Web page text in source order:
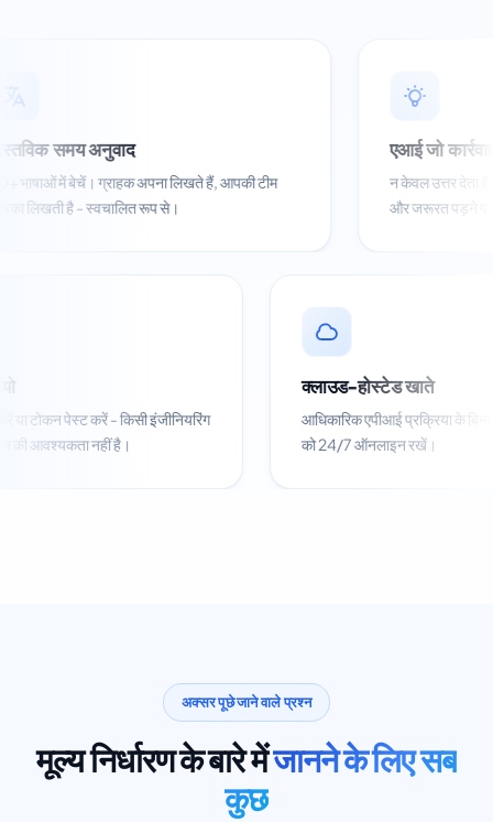
अनुवाद
बेचें। ग्राहक अपना लिखते हैं, आपकी टीम
है - स्वचालित रूप से।
एआई जो कार्रवाई करता
न केवल उत्तर देता है: यह
और जरूरत पड़ने पर इंसान को
में जियो
स्कैन करें या टोकन पेस्ट करें - किसी इंजीनियरिंग
अनुमोदन की आवश्यकता नहीं है।
क्लाउड-होस्टेड खाते
आधिकारिक एपीआई
को 24/7 ऑनलाइन रखें।
अक्सर पूछे जाने वाले प्रश्न
मूल्य निर्धारण के बारे मेंजानने के लिए सब
कुछ